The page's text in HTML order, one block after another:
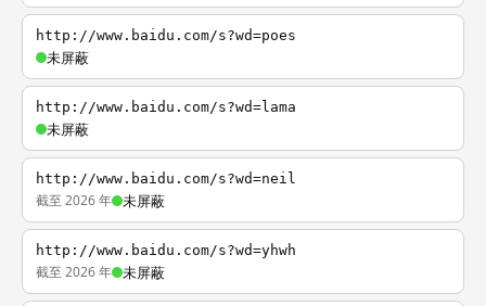
http://www.baidu.com/s?wd=poes
未屏蔽
http://www.baidu.com/s?wd=lama
未屏蔽
http://www.baidu.com/s?wd=neil
截至 2026 年 未屏蔽
http://www.baidu.com/s?wd=yhwh
截至 2026 年 未屏蔽